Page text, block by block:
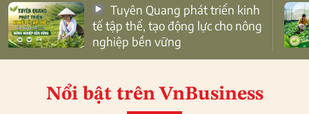
tế tập thể, tạo động lực cho nông
nghiệp bền vững
Nổi bật trên VnBusiness